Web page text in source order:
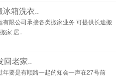
冰箱洗衣..
有限公司承接各类搬家业务 可提供长途搬
家 居..
回老家..
年要是有顺路一起的知会一声在27号前